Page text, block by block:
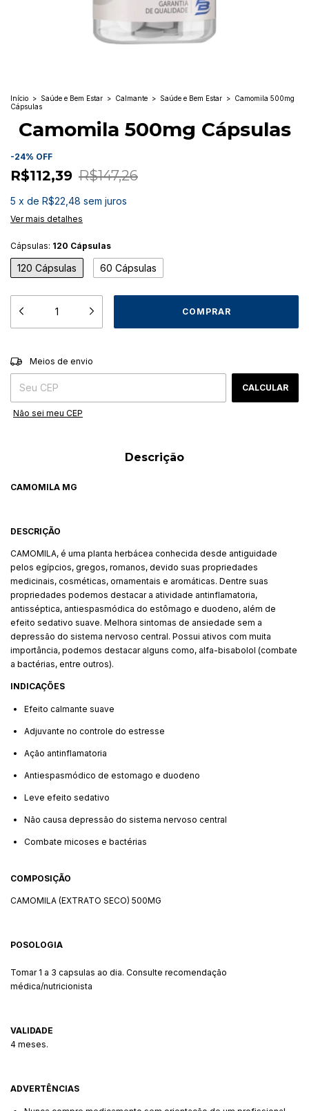
Início > Saúde e Bem Estar > Calmante > Saúde e Bem Estar > Camomila 500mg
Cápsulas
Camomila 500mg Cápsulas
-24% OFF
R$112,39 R$147,26
5 x de R$22,48 sem juros
Ver mais detalhes
Cápsulas: 120 Cápsulas
120 Cápsulas 60 Cápsulas
Entregas para o CEP:
Meios de envio
CALCULAR
Não sei meu CEP
Descrição
CAMOMILA MG
DESCRIÇÃO
CAMOMILA, é uma planta herbácea conhecida desde antiguidade
pelos egípcios, gregos, romanos, devido suas propriedades
medicinais, cosméticas, ornamentais e aromáticas. Dentre suas
propriedades podemos destacar a atividade antinflamatoria,
antisséptica, antiespasmódica do estômago e duodeno, além de
efeito sedativo suave. Melhora sintomas de ansiedade sem a
depressão do sistema nervoso central. Possui ativos com muita
importância, podemos destacar alguns como, alfa-bisabolol (combate
a bactérias, entre outros).
INDICAÇÕES
Efeito calmante suave
Adjuvante no controle do estresse
Ação antinflamatoria
Antiespasmódico de estomago e duodeno
Leve efeito sedativo
Não causa depressão do sistema nervoso central
Combate micoses e bactérias
COMPOSIÇÃO
CAMOMILA (EXTRATO SECO) 500MG
POSOLOGIA
Tomar 1 a 3 capsulas ao dia. Consulte recomendação
médica/nutricionista
VALIDADE
4 meses.
ADVERTÊNCIAS